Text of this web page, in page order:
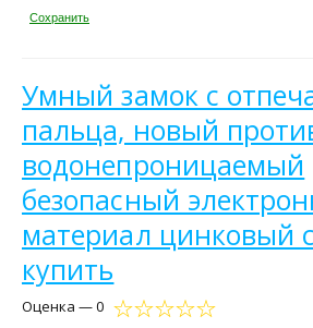
Сохранить
Умный замок с
пальца, новый
водонепроницаемый
безопасный
материал цинковый
купить
Оценка — 0